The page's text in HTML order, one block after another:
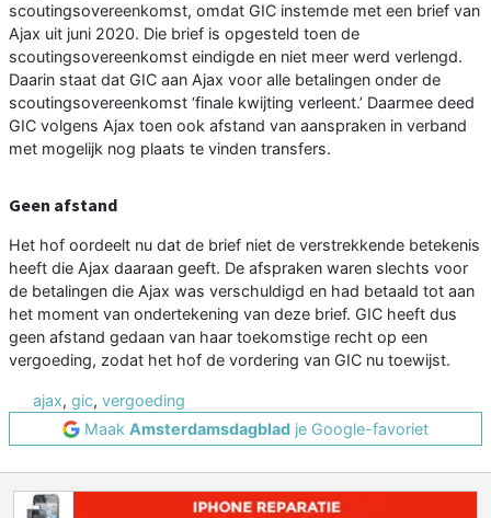
scoutingsovereenkomst, omdat GIC instemde met een brief van
Ajax uit juni 2020. Die brief is opgesteld toen de
scoutingsovereenkomst eindigde en niet meer werd verlengd.
Daarin staat dat GIC aan Ajax voor alle betalingen onder de
scoutingsovereenkomst ‘finale kwijting verleent.’ Daarmee deed
GIC volgens Ajax toen ook afstand van aanspraken in verband
met mogelijk nog plaats te vinden transfers.
Geen afstand
Het hof oordeelt nu dat de brief niet de verstrekkende betekenis
heeft die Ajax daaraan geeft. De afspraken waren slechts voor
de betalingen die Ajax was verschuldigd en had betaald tot aan
het moment van ondertekening van deze brief. GIC heeft dus
geen afstand gedaan van haar toekomstige recht op een
vergoeding, zodat het hof de vordering van GIC nu toewijst.
ajax, gic, vergoeding
Maak Amsterdamsdagblad je Google-favoriet